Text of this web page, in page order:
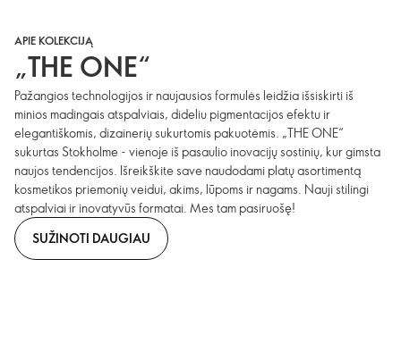
APIE KOLEKCIJĄ
„THE ONE“
Pažangios technologijos ir naujausios formulės leidžia išsiskirti iš
minios madingais atspalviais, dideliu pigmentacijos efektu ir
elegantiškomis, dizainerių sukurtomis pakuotėmis. „THE ONE“
sukurtas Stokholme - vienoje iš pasaulio inovacijų sostinių, kur gimsta
naujos tendencijos. Išreikškite save naudodami platų asortimentą
kosmetikos priemonių veidui, akims, lūpoms ir nagams. Nauji stilingi
atspalviai ir inovatyvūs formatai. Mes tam pasiruošę!
SUŽINOTI DAUGIAU